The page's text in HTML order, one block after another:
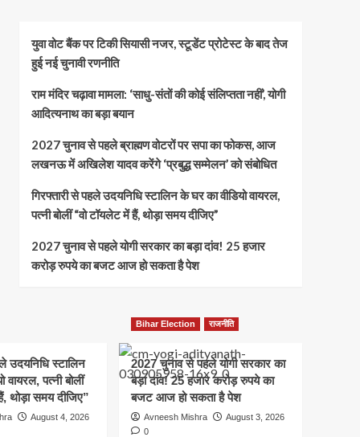
युवा वोट बैंक पर टिकी सियासी नजर, स्टूडेंट प्रोटेस्ट के बाद तेज
हुई नई चुनावी रणनीति
राम मंदिर चढ़ावा मामला: ‘साधु-संतों की कोई संलिप्तता नहीं’, योगी
आदित्यनाथ का बड़ा बयान
2027 चुनाव से पहले ब्राह्मण वोटरों पर सपा का फोकस, आज
लखनऊ में अखिलेश यादव करेंगे ‘प्रबुद्ध सम्मेलन’ को संबोधित
गिरफ्तारी से पहले उदयनिधि स्टालिन के घर का वीडियो वायरल,
पत्नी बोलीं “वो टॉयलेट में हैं, थोड़ा समय दीजिए”
2027 चुनाव से पहले योगी सरकार का बड़ा दांव! 25 हजार
करोड़ रुपये का बजट आज हो सकता है पेश
उदयनिधि स्टालिन
वायरल, पत्नी बोलीं
थोड़ा समय दीजिए”
August 4, 2026
Bihar Election राजनीति
2027 चुनाव से पहले योगी सरकार का
बड़ा दांव! 25 हजार करोड़ रुपये का
बजट आज हो सकता है पेश
Avneesh Mishra
August 3, 2026
0